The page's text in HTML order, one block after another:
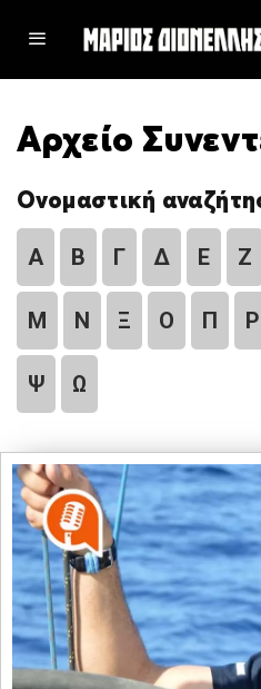
Αρχείο
Ονομαστική
Α Β Γ Δ Ε Ζ
Μ Ν Ξ Ο Π Ρ
Ψ Ω